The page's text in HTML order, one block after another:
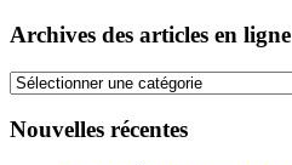
Archives des articles en ligne
Archives
articles
Nouvelles récentes